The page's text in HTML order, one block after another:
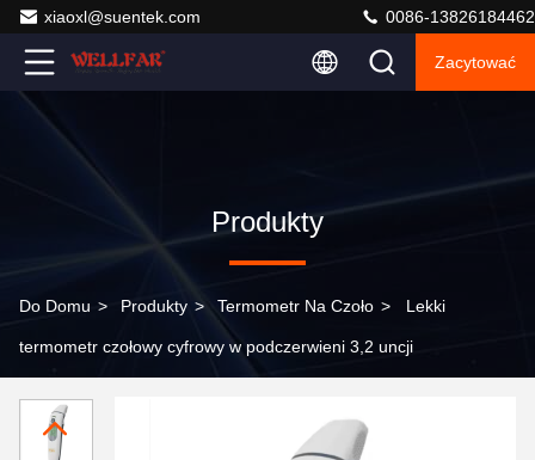
xiaoxl@suentek.com 0086-13826184462
Zacytować
Produkty
Do Domu > Produkty > Termometr Na Czoło > Lekki
termometr czołowy cyfrowy w podczerwieni 3,2 uncji